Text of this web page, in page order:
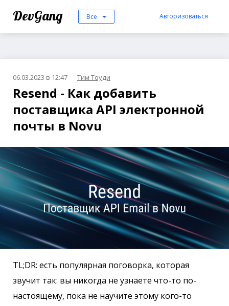
DevGang Все Авторизоваться
06.03.2023 в 12:47 Тим Тоуди
Resend - Как добавить
поставщика API электронной
почты в Novu
TL;DR: есть популярная поговорка, которая
звучит так: вы никогда не узнаете что-то по-
настоящему, пока не научите этому кого-то